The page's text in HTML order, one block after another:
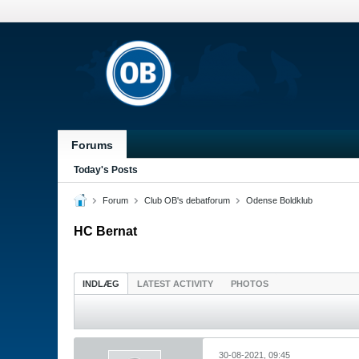
Forums
Today's Posts
Forum Club OB's debatforum Odense Boldklub
HC Bernat
INDLÆG LATEST ACTIVITY PHOTOS
30-08-2021, 09:45